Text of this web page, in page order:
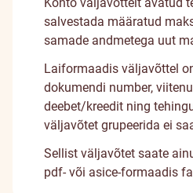
salvestada määratud
samade andmetega uut
Laiformaadis väljavõttel
dokumendi number,
deebet/kreedit ning
väljavõtet grupeerida ei
Sellist väljavõtet saate
pdf- või asice-formaadis